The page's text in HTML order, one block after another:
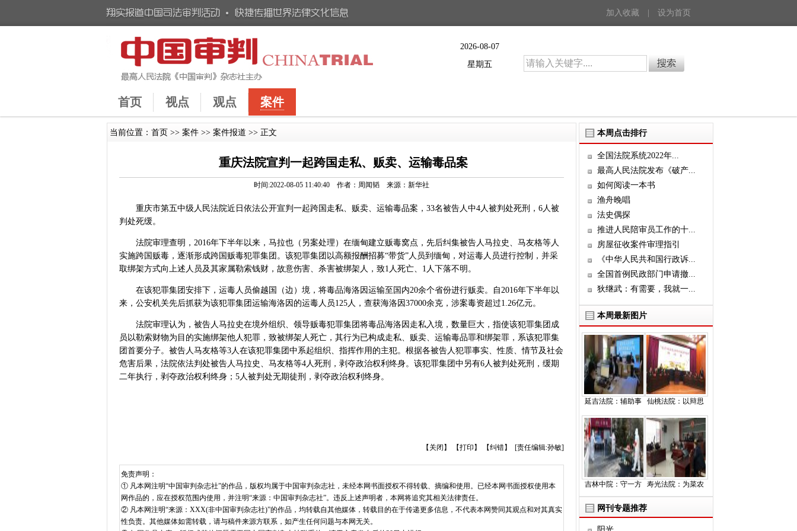
加入收藏 设为首页
2026-08-07
星期五
首页 视点 观点 案件
当前位置： 首页 >> 案件 >> 案件报道 >> 正文
重庆法院宣判一起跨国走私、贩卖、运输毒品案
时间:2022-08-05 11:40:40 作者：周闻韬 来源：新华社
重庆市第五中级人民法院近日依法公开宣判一起跨国走私、贩卖、运输毒品案，33名被告人中4人被判处死刑，6人被
判处死缓。
法院审理查明，2016年下半年以来，马拉也（另案处理）在缅甸建立贩毒窝点，先后纠集被告人马拉史、马友格等人
实施跨国贩毒，逐渐形成跨国贩毒犯罪集团。该犯罪集团以高额报酬招募“带货”人员到缅甸，对运毒人员进行控制，并采
取绑架方式向上述人员及其家属勒索钱财，故意伤害、杀害被绑架人，致1人死亡、1人下落不明。
在该犯罪集团安排下，运毒人员偷越国（边）境，将毒品海洛因运输至国内20余个省份进行贩卖。自2016年下半年以
来，公安机关先后抓获为该犯罪集团运输海洛因的运毒人员125人，查获海洛因37000余克，涉案毒资超过1.26亿元。
法院审理认为，被告人马拉史在境外组织、领导贩毒犯罪集团将毒品海洛因走私入境，数量巨大，指使该犯罪集团成
员以勒索财物为目的实施绑架他人犯罪，致被绑架人死亡，其行为已构成走私、贩卖、运输毒品罪和绑架罪，系该犯罪集
团首要分子。被告人马友格等3人在该犯罪集团中系起组织、指挥作用的主犯。根据各被告人犯罪事实、性质、情节及社会
危害后果，法院依法判处被告人马拉史、马友格等4人死刑，剥夺政治权利终身。该犯罪集团中另有6人被判处死刑，缓期
二年执行，剥夺政治权利终身；5人被判处无期徒刑，剥夺政治权利终身。
【关闭】 【打印】 【纠错】 [责任编辑:孙敏]
免责声明：
① 凡本网注明“中国审判杂志社”的作品，版权均属于中国审判杂志社，未经本网书面授权不得转载、摘编和使用。已经本网书面授权使用本
网作品的，应在授权范围内使用，并注明“来源：中国审判杂志社”。违反上述声明者，本网将追究其相关法律责任。
② 凡本网注明“来源：XXX(非中国审判杂志社)”的作品，均转载自其他媒体，转载目的在于传递更多信息，不代表本网赞同其观点和对其真实
性负责。其他媒体如需转载，请与稿件来源方联系，如产生任何问题与本网无关。
本周点击排行
全国法院系统2022年...
最高人民法院发布《破产...
如何阅读一本书
渔舟晚唱
法史偶探
推进人民陪审员工作的十...
房屋征收案件审理指引
《中华人民共和国行政诉...
全国首例民政部门申请撤...
狄继武：有需要，我就一...
本周最新图片
延吉法院：辅助事 仙桃法院：以辩思
吉林中院：守一方 寿光法院：为菜农
网刊专题推荐